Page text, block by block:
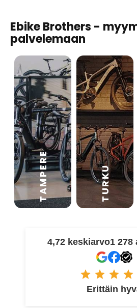
Ebike Brothers -
palvelemaan
TAMPERE TURKU
4,72 keskiarvo1 278
Erittäin